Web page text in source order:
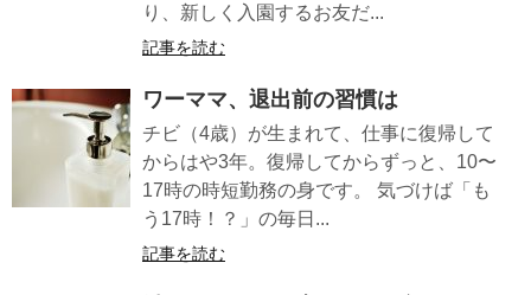
り、新しく入園するお友だ...
記事を読む
ワーママ、退出前の習慣は
チビ（4歳）が生まれて、仕事に復帰して
からはや3年。復帰してからずっと、10〜
17時の時短勤務の身です。 気づけば「も
う17時！？」の毎日...
記事を読む